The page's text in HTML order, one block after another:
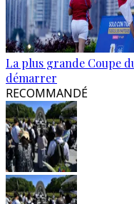
La plus grande Coupe
démarrer
RECOMMANDÉ